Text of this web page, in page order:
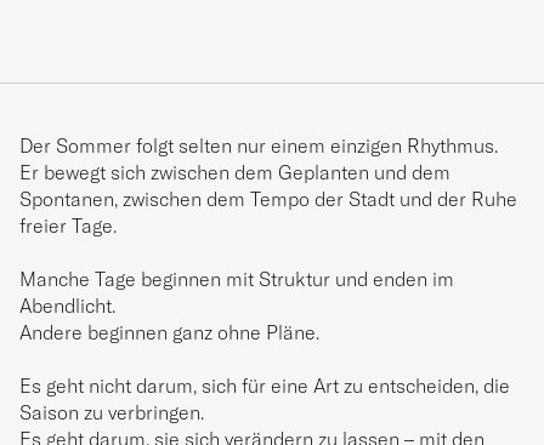
Der Sommer folgt selten nur einem einzigen Rhythmus.
Er bewegt sich zwischen dem Geplanten und dem
Spontanen, zwischen dem Tempo der Stadt und der Ruhe
freier Tage.
Manche Tage beginnen mit Struktur und enden im
Abendlicht.
Andere beginnen ganz ohne Pläne.
Es geht nicht darum, sich für eine Art zu entscheiden, die
Saison zu verbringen.
Es geht darum, sie sich verändern zu lassen – mit den